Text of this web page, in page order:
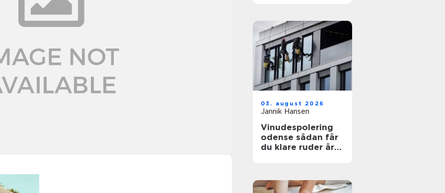
03. august 2026
Jannik Hansen
Vinudespolering
odense sådan får
du klare ruder året